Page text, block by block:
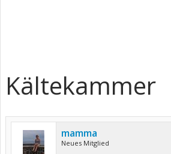
Kältekammer
mamma
Neues Mitglied